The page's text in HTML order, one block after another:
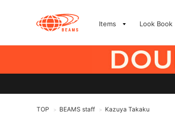
Items Look Book
TOP > BEAMS staff > Kazuya Takaku